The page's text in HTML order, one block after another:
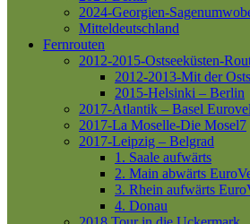
2024-Georgien-
Mitteldeutschland
Fernrouten
2012-2015-Ostseeküsten-
2012-2013-Mit der
2015-Helsinki – Berlin
2017-Atlantik – Basel
2017-La Moselle-Die Mosel7
2017-Leipzig – Belgrad
1. Saale aufwärts
2. Main abwärts
3. Rhein aufwärts
4. Donau